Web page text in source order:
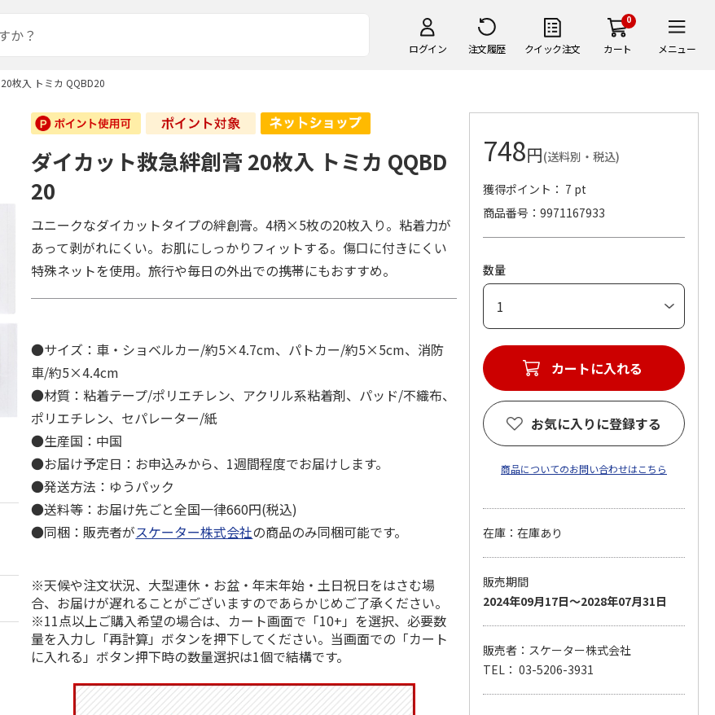
ログイン 注文履歴 クイック注文
0
カート メニュー
枚入 トミカ QQBD20
ダイカット救急絆創膏 20枚入 トミカ QQBD
20
ユニークなダイカットタイプの絆創膏。4柄×5枚の20枚入り。粘着力が
あって剥がれにくい。お肌にしっかりフィットする。傷口に付きにくい
特殊ネットを使用。旅行や毎日の外出での携帯にもおすすめ。
●サイズ：車・ショベルカー/約5×4.7cm、パトカー/約5×5cm、消防
車/約5×4.4cm
●材質：粘着テープ/ポリエチレン、アクリル系粘着剤、パッド/不織布、
ポリエチレン、セパレーター/紙
●生産国：中国
●お届け予定日：お申込みから、1週間程度でお届けします。
●発送方法：ゆうパック
●送料等：お届け先ごと全国一律660円(税込)
●同梱：販売者がスケーター株式会社の商品のみ同梱可能です。
※天候や注文状況、大型連休・お盆・年末年始・土日祝日をはさむ場
合、お届けが遅れることがございますのであらかじめご了承ください。
※11点以上ご購入希望の場合は、カート画面で「10+」を選択、必要数
量を入力し「再計算」ボタンを押下してください。当画面での「カート
に入れる」ボタン押下時の数量選択は1個で結構です。
748円(送料別・税込)
獲得ポイント： 7 pt
商品番号
9971167933
数量
カートに入れる
お気に入りに登録する
商品についてのお問い合わせはこちら
在庫：在庫あり
販売期間
2024年09月17日～2028年07月31日
販売者：スケーター株式会社
TEL： 03-5206-3931